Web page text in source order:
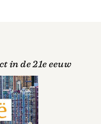
in de 21e eeuw